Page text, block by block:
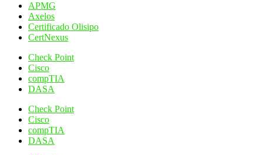
APMG
Axelos
Certificado Olisipo
CertNexus
Check Point
Cisco
compTIA
DASA
Check Point
Cisco
compTIA
DASA